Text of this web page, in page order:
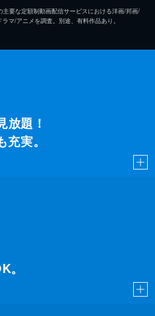
要な定額制動画配信サービスにおける洋画/邦画/
マ/アニメを調査。別途、有料作品あり。
放題！
実。
。